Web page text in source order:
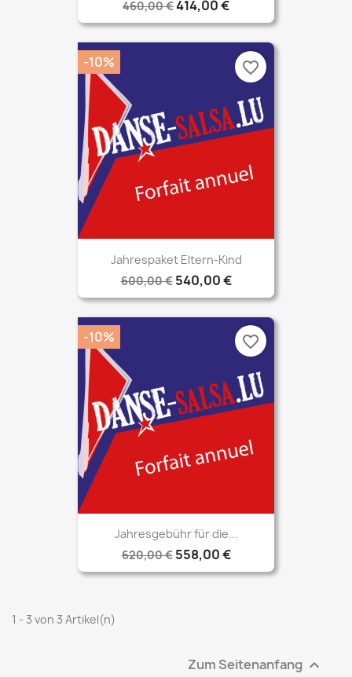
460,00 €414,00 €
Jahrespaket Eltern-Kind
600,00 € 540,00 €
-10% favorite_border
Jahresgebühr für die...
620,00 € 558,00 €
-10% favorite_border
1 - 3 von 3 Artikel(n)
Zum Seitenanfang 